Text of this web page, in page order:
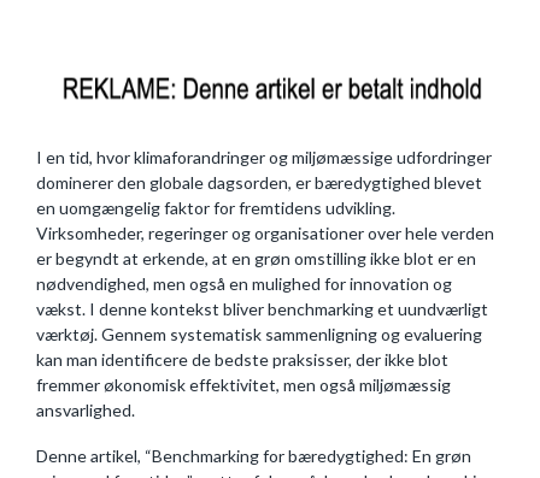
I en tid, hvor klimaforandringer og miljømæssige udfordringer
dominerer den globale dagsorden, er bæredygtighed blevet
en uomgængelig faktor for fremtidens udvikling.
Virksomheder, regeringer og organisationer over hele verden
er begyndt at erkende, at en grøn omstilling ikke blot er en
nødvendighed, men også en mulighed for innovation og
vækst. I denne kontekst bliver benchmarking et uundværligt
værktøj. Gennem systematisk sammenligning og evaluering
kan man identificere de bedste praksisser, der ikke blot
fremmer økonomisk effektivitet, men også miljømæssig
ansvarlighed.
Denne artikel, “Benchmarking for bæredygtighed: En grøn